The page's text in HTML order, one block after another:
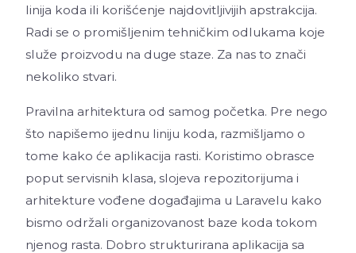
linija koda ili korišćenje najdovitljivijih apstrakcija.
Radi se o promišljenim tehničkim odlukama koje
služe proizvodu na duge staze. Za nas to znači
nekoliko stvari.
Pravilna arhitektura od samog početka. Pre nego
što napišemo ijednu liniju koda, razmišljamo o
tome kako će aplikacija rasti. Koristimo obrasce
poput servisnih klasa, slojeva repozitorijuma i
arhitekture vođene događajima u Laravelu kako
bismo održali organizovanost baze koda tokom
njenog rasta. Dobro strukturirana aplikacija sa